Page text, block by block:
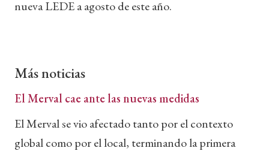
nueva LEDE a agosto de este año.
Más noticias
El Merval cae ante las nuevas medidas
El Merval se vio afectado tanto por el contexto
global como por el local, terminando la primera